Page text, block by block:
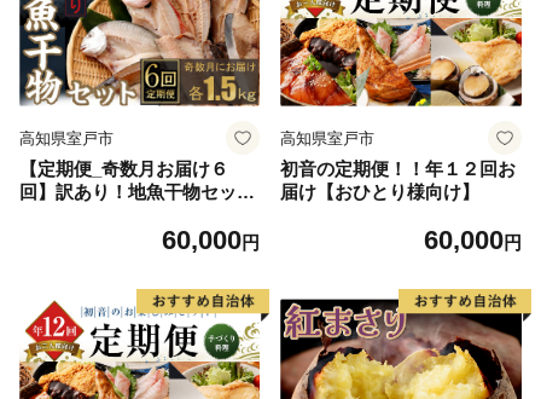
高知県室戸市
【定期便_奇数月お届け６
回】訳あり！地魚干物セット
60,000円
高知県室戸市
初音の定期便！！年１２回お
届け【おひとり様向け】
60,000円